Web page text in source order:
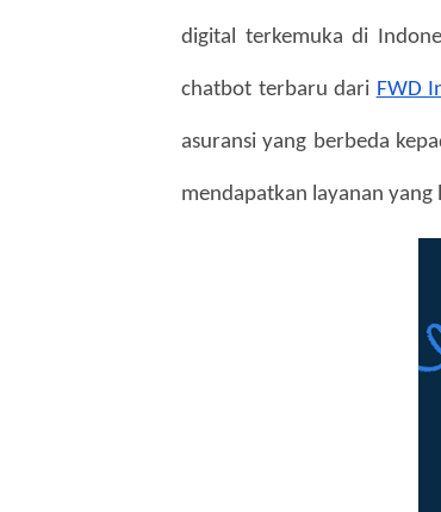
digital terkemuka di
chatbot terbaru dari FWD
asuransi yang berbeda
mendapatkan layanan